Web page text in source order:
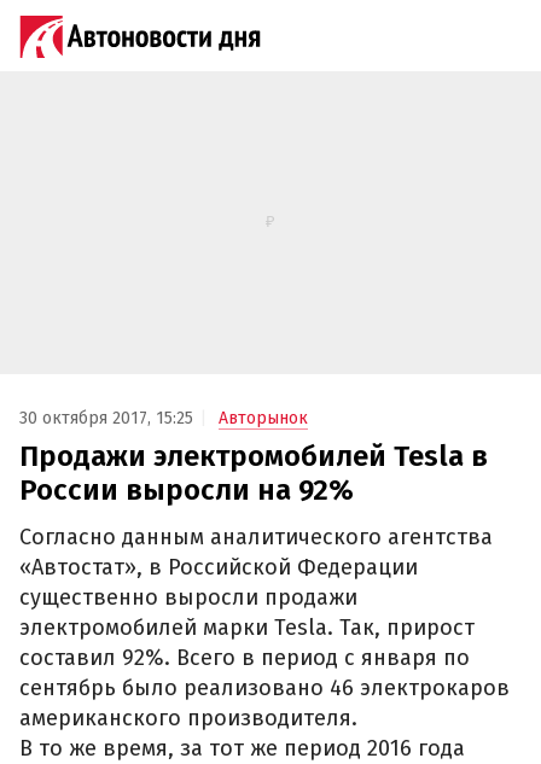
30 октября 2017, 15:25 Авторынок
Продажи электромобилей Tesla в
России выросли на 92%‍
Согласно данным аналитического агентства
«Автостат», в Российской Федерации
существенно выросли продажи
электромобилей марки Tesla. Так, прирост
составил 92%. Всего в период с января по
сентябрь было реализовано 46 электрокаров
американского производителя.
В то же время, за тот же период 2016 года